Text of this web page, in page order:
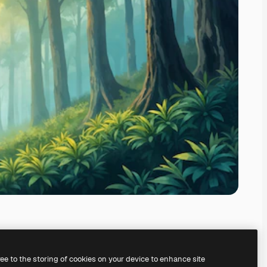
अपना खुद का बना सकते हैं।
to the storing of cookies on your device to enhance site